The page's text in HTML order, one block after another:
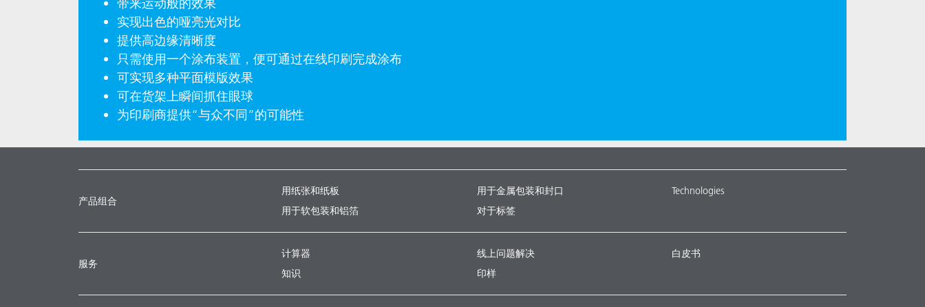
实现出色的哑亮光对比
提供高边缘清晰度
只需使用一个涂布装置，便可通过在线印刷完成涂布
可实现多种平面模版效果
可在货架上瞬间抓住眼球
为印刷商提供“与众不同”的可能性
产品组合
用纸张和纸板
用于软包装和铝箔
用于金属包装和封口
对于标签
Technologies
服务
计算器
知识
线上问题解决
印样
白皮书